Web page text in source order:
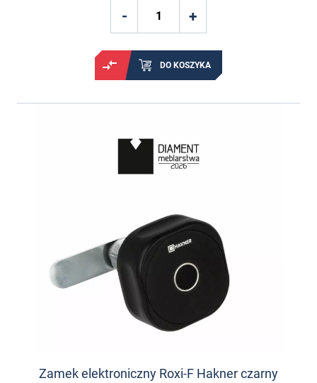
DO KOSZYKA
Zamek elektroniczny Roxi-F Hakner czarny